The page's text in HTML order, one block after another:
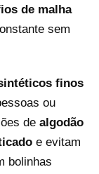
de malha
sem
finos
ou
de algodão
e evitam
bolinhas